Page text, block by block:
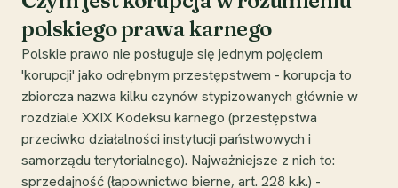
polskiego prawa karnego
Polskie prawo nie posługuje się jednym pojęciem
'korupcji' jako odrębnym przestępstwem - korupcja to
zbiorcza nazwa kilku czynów stypizowanych głównie w
rozdziale XXIX Kodeksu karnego (przestępstwa
przeciwko działalności instytucji państwowych i
samorządu terytorialnego). Najważniejsze z nich to:
sprzedajność (łapownictwo bierne, art. 228 k.k.) -